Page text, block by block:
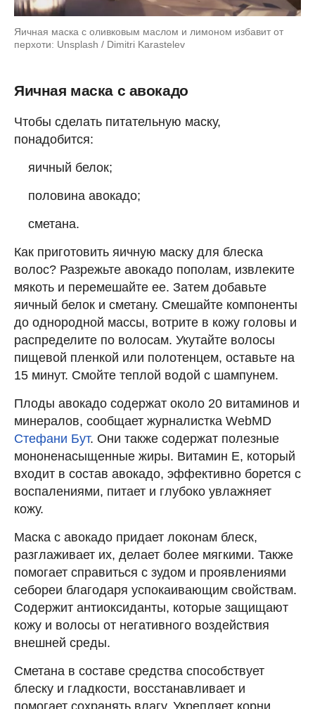
Яичная маска с оливковым маслом и лимоном избавит от
перхоти: Unsplash / Dimitri Karastelev
Яичная маска с авокадо
Чтобы сделать питательную маску,
понадобится:
яичный белок;
половина авокадо;
сметана.
Как приготовить яичную маску для блеска
волос? Разрежьте авокадо пополам, извлеките
мякоть и перемешайте ее. Затем добавьте
яичный белок и сметану. Смешайте компоненты
до однородной массы, вотрите в кожу головы и
распределите по волосам. Укутайте волосы
пищевой пленкой или полотенцем, оставьте на
15 минут. Смойте теплой водой с шампунем.
Плоды авокадо содержат около 20 витаминов и
минералов, сообщает журналистка WebMD
Стефани Бут. Они также содержат полезные
мононенасыщенные жиры. Витамин Е, который
входит в состав авокадо, эффективно борется с
воспалениями, питает и глубоко увлажняет
кожу.
Маска с авокадо придает локонам блеск,
разглаживает их, делает более мягкими. Также
помогает справиться с зудом и проявлениями
себореи благодаря успокаивающим свойствам.
Содержит антиоксиданты, которые защищают
кожу и волосы от негативного воздействия
внешней среды.
Сметана в составе средства способствует
блеску и гладкости, восстанавливает и
помогает сохранять влагу. Укрепляет корни,